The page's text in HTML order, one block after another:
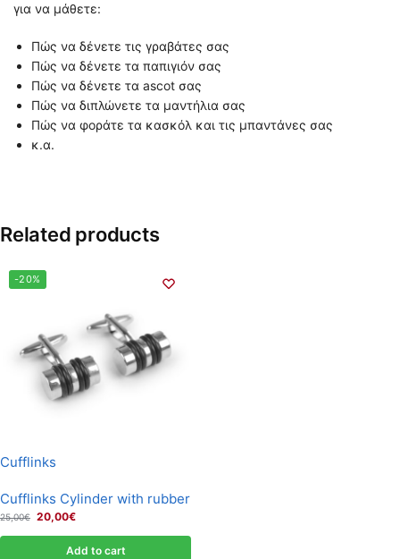
για να μάθετε:
Πώς να δένετε τις γραβάτες σας
Πώς να δένετε τα παπιγιόν σας
Πώς να δένετε τα ascot σας
Πώς να διπλώνετε τα μαντήλια σας
Πώς να φοράτε τα κασκόλ και τις μπαντάνες σας
κ.α.
Related products
-20%
Cufflinks
Cufflinks Cylinder with rubber
25,00€ 20,00€
Add to cart